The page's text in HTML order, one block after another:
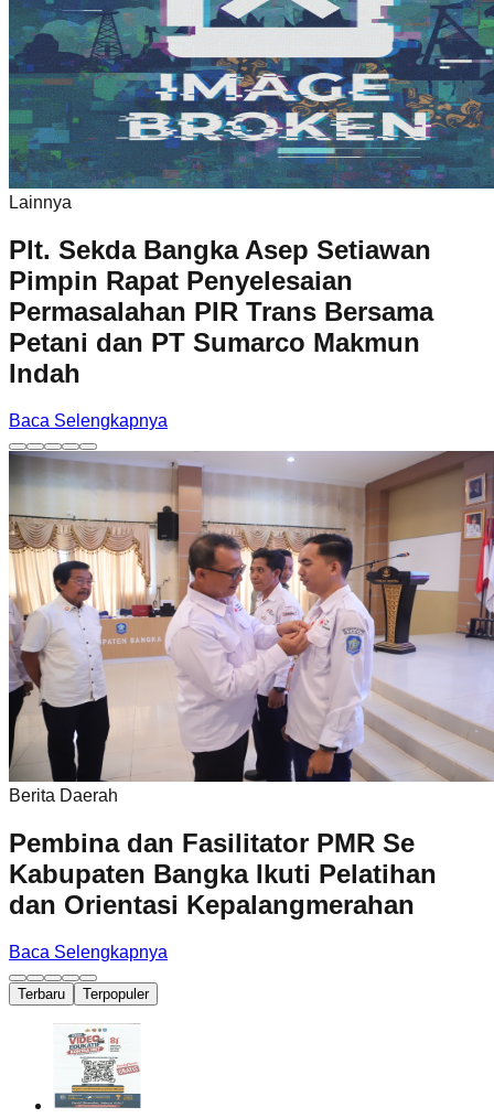
Lainnya
Plt. Sekda Bangka Asep Setiawan
Pimpin Rapat Penyelesaian
Permasalahan PIR Trans Bersama
Petani dan PT Sumarco Makmun
Indah
Baca Selengkapnya
Berita Daerah
Pembina dan Fasilitator PMR Se
Kabupaten Bangka Ikuti Pelatihan
dan Orientasi Kepalangmerahan
Baca Selengkapnya
Terbaru Terpopuler